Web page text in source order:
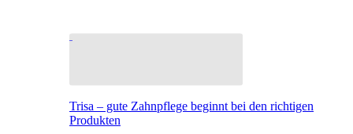
Trisa – gute Zahnpflege beginnt bei den richtigen
Produkten